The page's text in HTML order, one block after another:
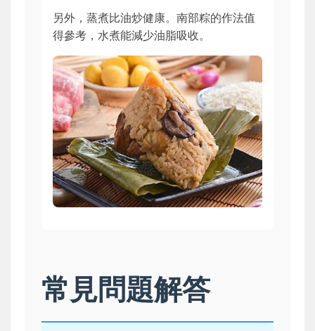
另外，蒸煮比油炒健康。南部粽的作法值
得參考，水煮能減少油脂吸收。
常見問題解答